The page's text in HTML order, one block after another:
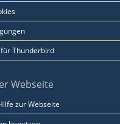
Thunderbird
Webseite
zur Webseite